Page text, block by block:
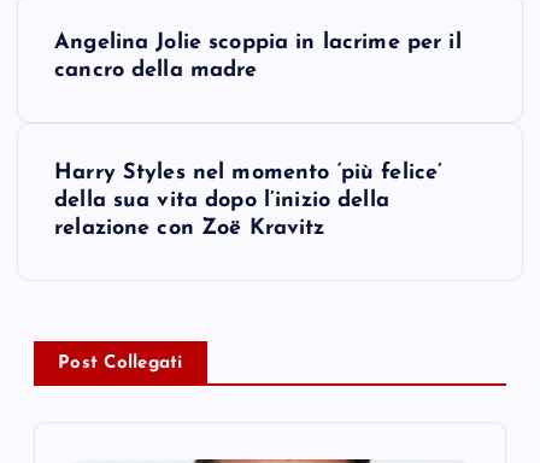
v
Angelina Jolie scoppia in lacrime per il
cancro della madre
Harry Styles nel momento ‘più felice’
della sua vita dopo l’inizio della
relazione con Zoë Kravitz
Post Collegati